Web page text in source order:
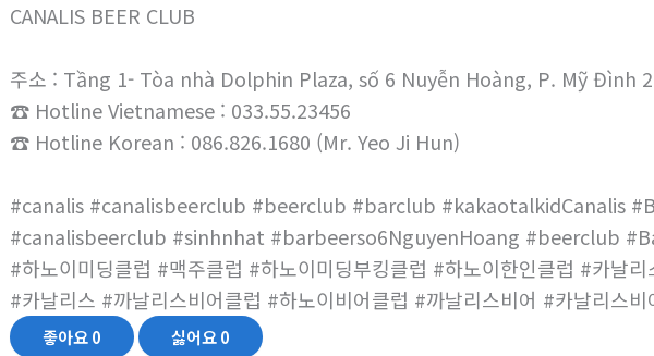
CANALIS BEER CLUB
주소 : Tầng 1- Tòa nhà Dolphin Plaza, số 6 Nuyễn Hoàng, P. Mỹ Đình
☎ Hotline Vietnamese : 033.55.23456
☎ Hotline Korean : 086.826.1680 (Mr. Yeo Ji Hun)
#canalis #canalisbeerclub #beerclub #barclub #kakaotalkidCanalis
#canalisbeerclub #sinhnhat #barbeerso6NguyenHoang #beerclub
#하노이미딩클럽 #맥주클럽 #하노이미딩부킹클럽 #하노이한인클럽 #카날리
#카날리스 #까날리스비어클럽 #하노이비어클럽 #까날리스비어 #카날리스비
좋아요0 싫어요0